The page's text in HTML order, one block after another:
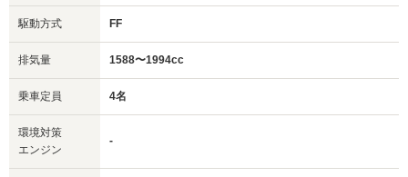
駆動方式 FF
排気量 1588〜1994cc
乗車定員 4名
環境対策
エンジン
-